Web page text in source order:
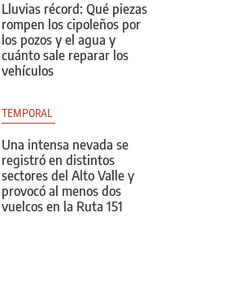
Lluvias récord: Qué piezas
rompen los cipoleños por
los pozos y el agua y
cuánto sale reparar los
vehículos
TEMPORAL
Una intensa nevada se
registró en distintos
sectores del Alto Valle y
provocó al menos dos
vuelcos en la Ruta 151